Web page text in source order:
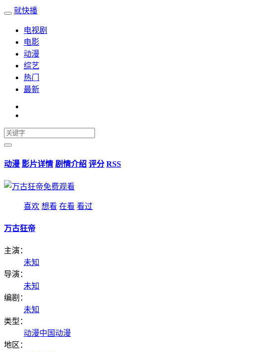
就快播
电视剧
电影
动漫
综艺
热门
最新
动漫 影片详情 剧情介绍 评分 RSS
喜欢 想看 在看 看过
万古狂帝
主演：
未知
导演：
未知
编剧：
未知
类型：
动漫中国动漫
地区：